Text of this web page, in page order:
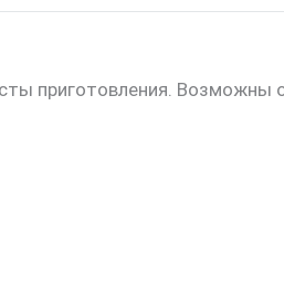
приготовления. Возможны